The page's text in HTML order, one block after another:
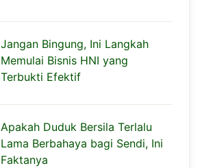
Jangan Bingung, Ini Langkah
Memulai Bisnis HNI yang
Terbukti Efektif
Apakah Duduk Bersila Terlalu
Lama Berbahaya bagi Sendi, Ini
Faktanya